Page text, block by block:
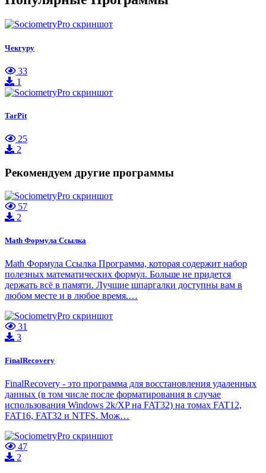
Чекгуру
33
1
TarPit
25
2
Рекомендуем другие программы
57
2
Math Формула Ссылка
Math Формула Ссылка Программа, которая содержит набор
полезных математических формул. Больше не придется
держать всё в памяти. Лучшие шпаргалки доступны вам в
любом месте и в любое время.…
31
3
FinalRecovery
FinalRecovery - это программа для восстановления удаленных
данных (в том числе после форматирования в случае
использования Windows 2k/XP на FAT32) на томах FAT12,
FAT16, FAT32 и NTFS. Мож…
47
2